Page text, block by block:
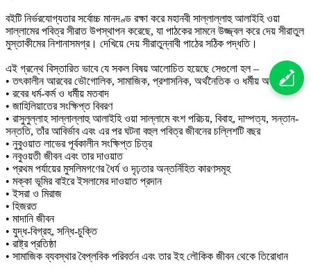
বইটি নির্ভরযোগ্যতার সর্বোচ্চ মানদণ্ড রক্ষা করে মহানবী সাল্লাল্লাহু আলাইহি ওয়া
সাল্লামের পবিত্র সীরাত উপস্থাপন করেছে, যা পাঠকের সামনে উজ্জ্বল করে দেয় সীরাতুল
মুস্তাকীমের নিশানাসমগ্র। দেখিয়ে দেয় সীরাতুন্নাবী পাঠের সঠিক পদ্ধতি।
এই গ্রন্থে বিস্তারিত ভাবে যে সকল বিষয় আলোচিত হয়েছে সেগুলো হল –
• তৎকালীন আরবের ভৌগোলিক, সামাজিক, প্রশাসনিক, অর্থনৈতিক ও ধর্মীয় অবস্থা
• রবের ধর্ম-কর্ম ও ধর্মীয় মতবাদ
• জাহিলিয়াতের সংক্ষিপ্ত বিবরণ
• রাসুলুল্লাহ সাল্লাল্লাহু আলাইহি ওয়া সাল্লামে বংশ পরিচয়, বিবাহ, দাম্পত্য, সন্তান-
সন্ততি, তাঁর আবির্ভাব এবং এর পর ঘটনা বহুল পবিত্র জীবনের চল্লিশটি বছর
• নুবুওয়াত লাভের পূর্বকালীন সংক্ষিপ্ত চিত্র
• নবুওয়তী জীবন এবং তার দাওয়াত
• প্রথম পর্যায়ের মুসলিমগণের ধৈর্য ও দৃঢ়তার অন্তর্নিহিত কারণসমূহ
• মক্কা ভূমির বাইরে ইসলামের দাওয়াত প্রদান
• ইসরা ও মিরাজ
• হিজরত
• মাদানি জীবন
• যুদ্ধ-বিগ্রহ, সন্ধি-চুক্তি
• রাষ্ট্র প্রতিষ্ঠা
• সামাজিক ব্যবস্থার বৈপ্লবিক পরিবর্তন এবং তার ইহ লৌকিক জীবন থেকে তিরোধান